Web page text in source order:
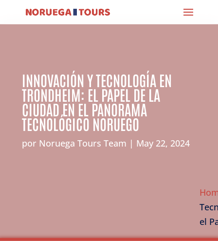
INNOVACIÓN Y TECNOLOGÍA EN
TRONDHEIM: EL PAPEL DE LA
CIUDAD EN EL PANORAMA
TECNOLÓGICO NORUEGO
por Noruega Tours Team May 22, 2024
el